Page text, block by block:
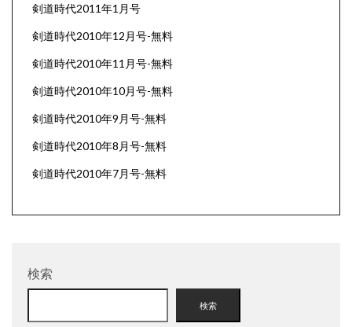
剣道時代2011年1月号
剣道時代2010年12月号-無料
剣道時代2010年11月号-無料
剣道時代2010年10月号-無料
剣道時代2010年9月号-無料
剣道時代2010年8月号-無料
剣道時代2010年7月号-無料
検索
検索